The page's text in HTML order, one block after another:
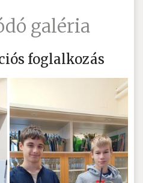
galéria
foglalkozás